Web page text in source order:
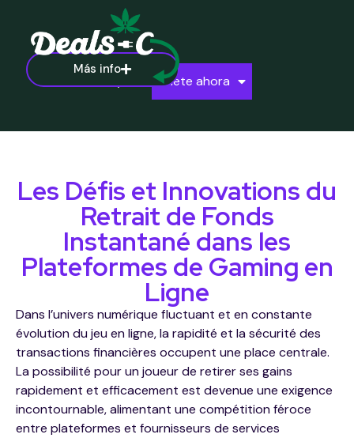
Más info
Únete ahora
Les Défis et Innovations du
Retrait de Fonds
Instantané dans les
Plateformes de Gaming en
Ligne
Dans l’univers numérique fluctuant et en constante
évolution du jeu en ligne, la rapidité et la sécurité des
transactions financières occupent une place centrale.
La possibilité pour un joueur de retirer ses gains
rapidement et efficacement est devenue une exigence
incontournable, alimentant une compétition féroce
entre plateformes et fournisseurs de services